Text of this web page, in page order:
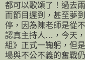
都可以歌頌了！過去
而節目遲到，甚至夢
停，因為陳老師是從
認真主持人…，今天
組》正式一鞠躬，但
場與不公不義的奮戰